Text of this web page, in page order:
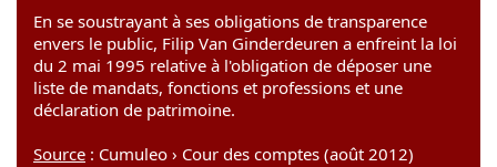
En se soustrayant à ses obligations de transparence
envers le public, Filip Van Ginderdeuren a enfreint la loi
du 2 mai 1995 relative à l'obligation de déposer une
liste de mandats, fonctions et professions et une
déclaration de patrimoine.
Source : Cumuleo › Cour des comptes (août 2012)